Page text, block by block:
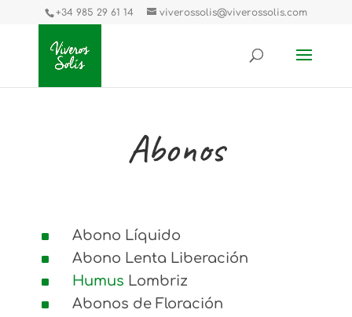
+34 985 29 61 14 viverossolis@viverossolis.com
Abonos
^ Abono Líquido
^ Abono Lenta Liberación
^ Humus Lombriz
^ Abonos de Floración